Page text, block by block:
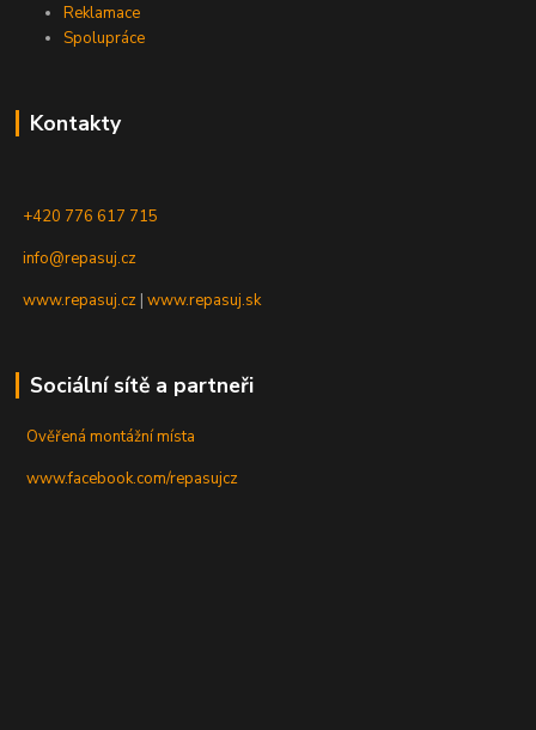
Reklamace
Spolupráce
Kontakty
+420 776 617 715
info@repasuj.cz
www.repasuj.cz |www.repasuj.sk
Sociální sítě a partneři
Ověřená montážní místa
www.facebook.com/repasujcz